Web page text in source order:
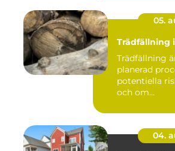
05.
Trädfällning
Trädfällning
planerad
potentiella
och om...
04.